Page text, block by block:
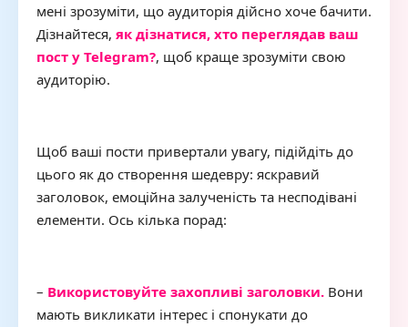
мені зрозуміти, що аудиторія дійсно хоче бачити.
Дізнайтеся, як дізнатися, хто переглядав ваш
пост у Telegram?, щоб краще зрозуміти свою
аудиторію.
Щоб ваші пости привертали увагу, підійдіть до
цього як до створення шедевру: яскравий
заголовок, емоційна залученість та несподівані
елементи. Ось кілька порад:
– Використовуйте захопливі заголовки. Вони
мають викликати інтерес і спонукати до